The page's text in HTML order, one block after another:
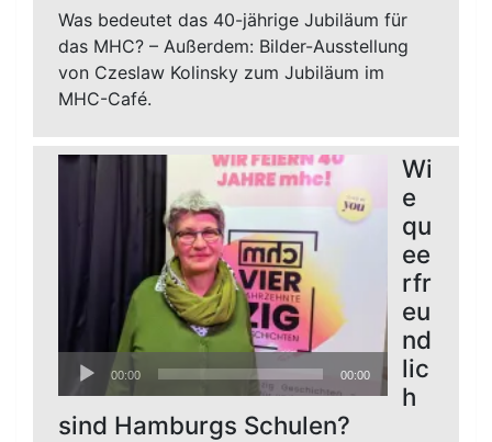
Was bedeutet das 40-jährige Jubiläum für
das MHC? – Außerdem: Bilder-Ausstellung
von Czeslaw Kolinsky zum Jubiläum im
MHC-Café.
Audio-
Player
00:00 00:00
Wi
e
qu
ee
rfr
eu
nd
lic
h
sind Hamburgs Schulen?